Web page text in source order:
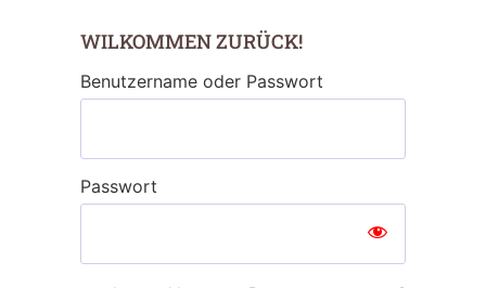
WILKOMMEN ZURÜCK!
Benutzername oder Passwort
Passwort